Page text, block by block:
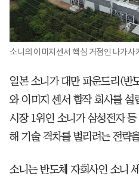
소니의 이미지센서 핵심 거점인 나가사
일본 소니가 대만 파운드리(반
와 이미지 센서 합작 회사를 설
시장 1위인 소니가 삼성전자
해 기술 격차를 벌리려는 전략
소니는 반도체 자회사인 소니